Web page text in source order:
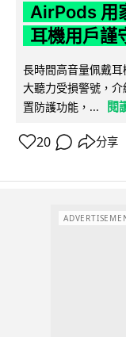
AirPods 用
耳機用戶
長時間高音量佩戴
大聽力受損警號，
置防護功能，...
閱
20 分享